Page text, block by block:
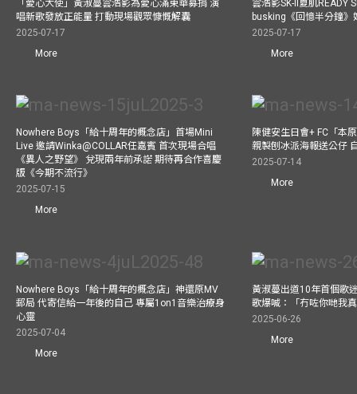
「愛心大使」黃淑蔓雲浩影為愛心滿東華募捐 演
唱新歌發放正能量 打動現場觀眾慷慨解囊
2025-07-17
More
雲浩影SK-II夏肌READY
busking《回憶半分鐘》
2025-07-17
More
Nowhere Boys「給十周年的概念店」首場Mini
Live 邀請Winka@COLLAR任嘉賓 首次現場合唱
《異人之野望》 兌現兩年前承諾 期待再合作喜慶
版《今期不流行》
2025-07-15
More
陳健安生日會+ FC「本
親製刨冰派海報送公仔
2025-07-14
More
Nowhere Boys「給十周年的概念店」神還原MV
郵局 代寄信給一年後的自己 專屬1on1音樂治療身
心靈
2025-07-04
More
黃淑蔓出道10年首個歌
歌爆喊：「冇咗你哋我
2025-06-26
More